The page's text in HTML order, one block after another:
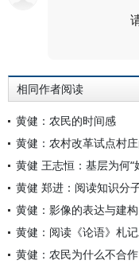
相同作者阅读
黄健：农民的时间感
黄健：农村改革试点村
黄健 王志恒：基层为何“
黄健 郑进：阅读知识分
黄健：影像的表达与建构
黄健：阅读《论语》札
黄健：农民为什么不合作